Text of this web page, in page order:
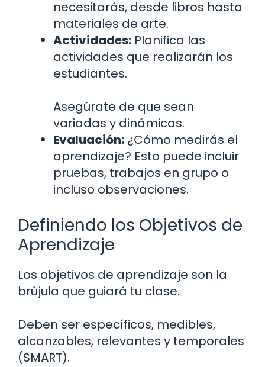
necesitarás, desde libros hasta
materiales de arte.
Actividades: Planifica las
actividades que realizarán los
estudiantes.
Asegúrate de que sean
variadas y dinámicas.
Evaluación: ¿Cómo medirás el
aprendizaje? Esto puede incluir
pruebas, trabajos en grupo o
incluso observaciones.
Definiendo los Objetivos de
Aprendizaje
Los objetivos de aprendizaje son la
brújula que guiará tu clase.
Deben ser específicos, medibles,
alcanzables, relevantes y temporales
(SMART).